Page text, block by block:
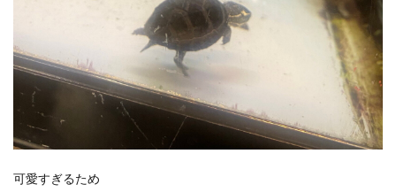
可愛すぎるため